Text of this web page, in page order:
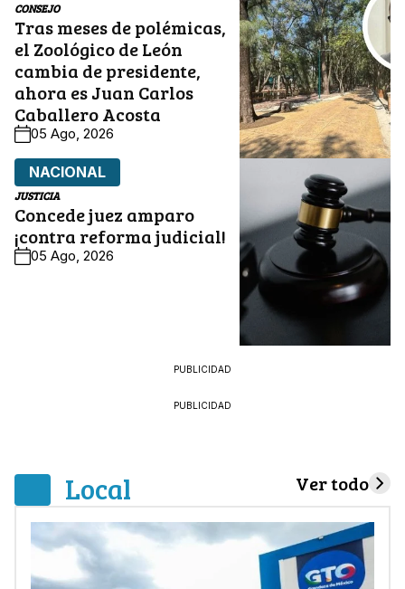
CONSEJO
Tras meses de polémicas,
el Zoológico de León
cambia de presidente,
ahora es Juan Carlos
Caballero Acosta
05 Ago, 2026
NACIONAL
JUSTICIA
Concede juez amparo
¡contra reforma judicial!
05 Ago, 2026
PUBLICIDAD
PUBLICIDAD
Local Ver todo